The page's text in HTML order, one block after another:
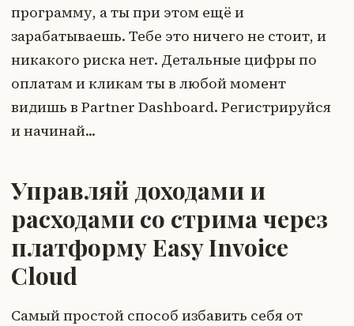
программу, а ты при этом ещё и
зарабатываешь. Тебе это ничего не стоит, и
никакого риска нет. Детальные цифры по
оплатам и кликам ты в любой момент
видишь в Partner Dashboard. Регистрируйся
и начинай...
Управляй доходами и
расходами со стрима через
платформу Easy Invoice
Cloud
Самый простой способ избавить себя от